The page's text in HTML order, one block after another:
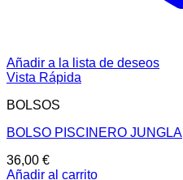
Añadir a la lista de deseos
Vista Rápida
BOLSOS
BOLSO PISCINERO JUNGLA
36,00 €
Añadir al carrito